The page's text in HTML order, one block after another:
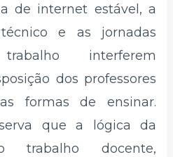
de internet estável, a
e as jornadas
interferem
dos professores
formas de ensinar.
que a lógica da
trabalho docente,